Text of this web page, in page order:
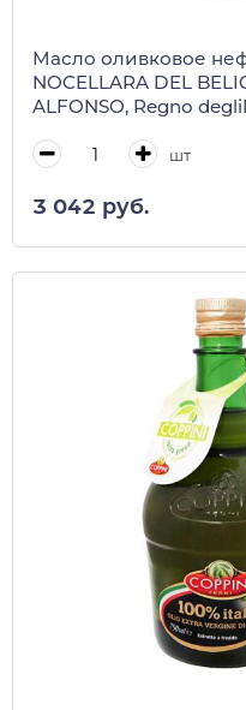
Масло оливковое
NOCELLARA DEL
ALFONSO, Regno
шт
3 042 руб.